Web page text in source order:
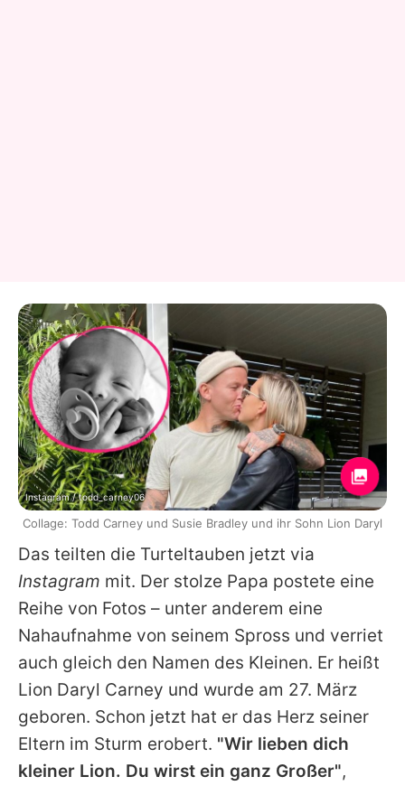
Das teilten die Turteltauben jetzt via
Instagram mit. Der stolze Papa postete eine
Reihe von Fotos – unter anderem eine
Nahaufnahme von seinem Spross und verriet
auch gleich den Namen des Kleinen. Er heißt
Lion Daryl Carney und wurde am 27. März
geboren. Schon jetzt hat er das Herz seiner
Eltern im Sturm erobert. "Wir lieben dich
kleiner Lion. Du wirst ein ganz Großer",
Instagram / todd_carney06
Collage: Todd Carney und Susie Bradley und ihr Sohn Lion Daryl